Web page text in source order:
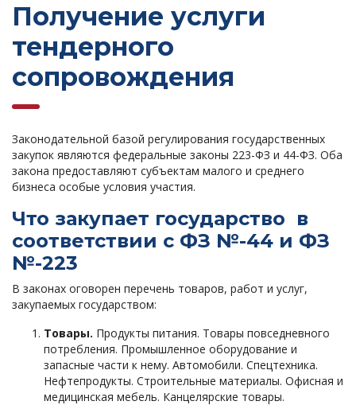
Получение услуги
тендерного
сопровождения
Законодательной базой регулирования государственных
закупок являются федеральные законы 223-ФЗ и 44-ФЗ. Оба
закона предоставляют субъектам малого и среднего
бизнеса особые условия участия.
Что закупает государство в
соответствии с ФЗ №-44 и ФЗ
№-223
В законах оговорен перечень товаров, работ и услуг,
закупаемых государством:
Товары. Продукты питания. Товары повседневного
потребления. Промышленное оборудование и
запасные части к нему. Автомобили. Спецтехника.
Нефтепродукты. Строительные материалы. Офисная и
медицинская мебель. Канцелярские товары.